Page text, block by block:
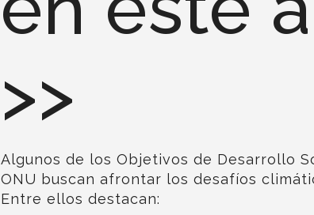
>>
Algunos de los Objetivos de Desarrollo
ONU buscan afrontar los desafíos
Entre ellos destacan: